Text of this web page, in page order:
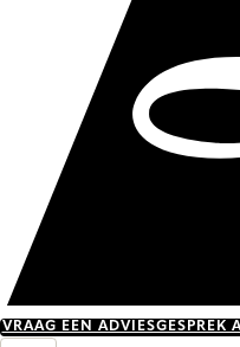
VRAAG EEN ADVIESGESPREK